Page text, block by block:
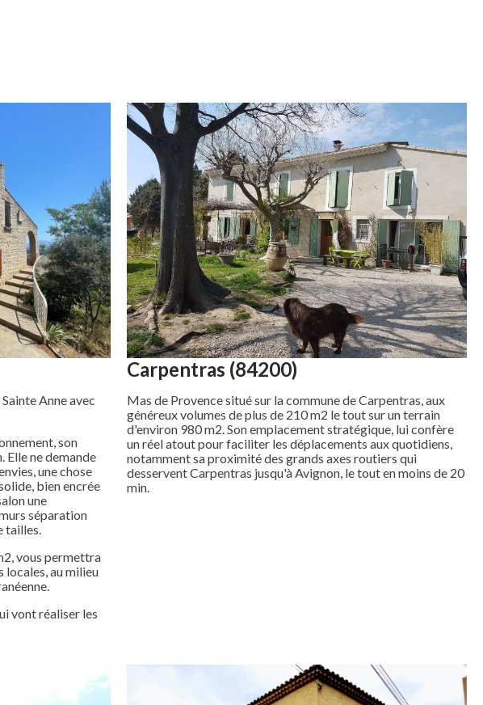
Anne avec
son
Elle ne demande
une chose
bien encrée
une
séparation
tailles.
vous permettra
locales, au milieu
vont réaliser les
Carpentras (84200)
Mas de Provence situé sur la commune de Carpentras, aux
généreux volumes de plus de 210 m2 le tout sur un terrain
d'environ 980 m2. Son emplacement stratégique, lui confère
un réel atout pour faciliter les déplacements aux quotidiens,
notamment sa proximité des grands axes routiers qui
desservent Carpentras jusqu'à Avignon, le tout en moins de 20
min.